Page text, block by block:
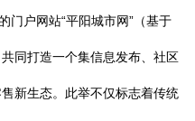
门户网站“平阳城市网”（基于
同打造一个集信息发布、社区
新生态。此举不仅标志着传统